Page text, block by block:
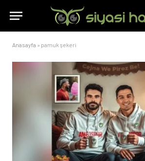
Anasayfa » pamuk şekeri